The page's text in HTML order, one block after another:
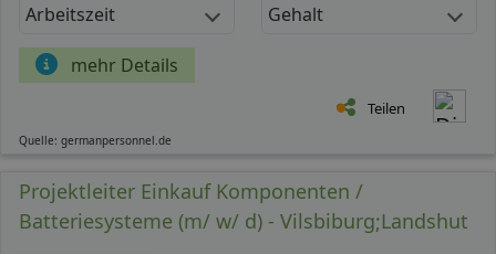
Arbeitszeit Gehalt
mehr Details
Teilen
Quelle: germanpersonnel.de
Projektleiter Einkauf Komponenten /
Batteriesysteme (m/ w/ d) - Vilsbiburg;Landshut